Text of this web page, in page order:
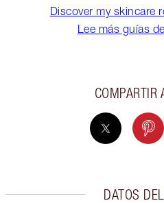
Discover my skincare
Lee más guías
COMPARTIR
DATOS